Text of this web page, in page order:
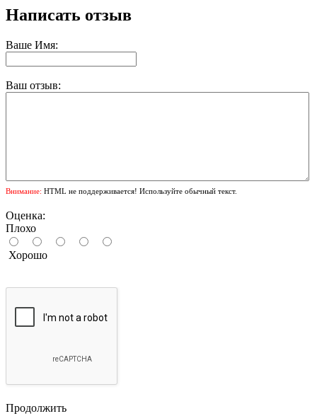
Написать отзыв
Ваше Имя:
Ваш отзыв:
Внимание: HTML не поддерживается! Используйте обычный текст.
Оценка:
Плохо
Хорошо
Продолжить